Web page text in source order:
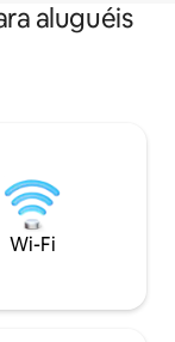
aluguéis
Wi-Fi